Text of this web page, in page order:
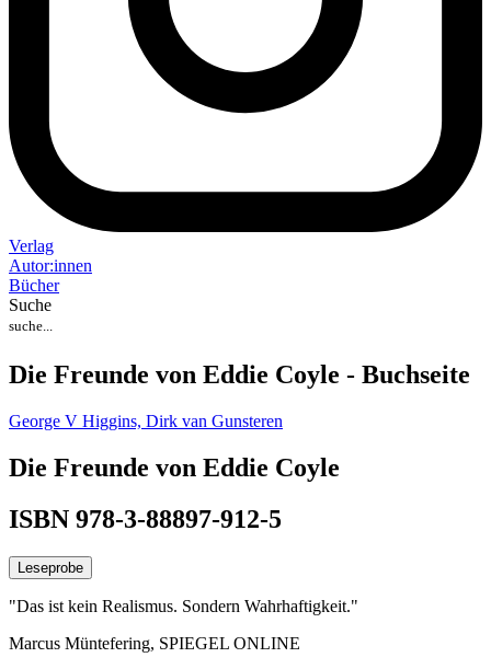
Verlag
Autor:innen
Bücher
Suche
Die Freunde von Eddie Coyle - Buchseite
George V Higgins, Dirk van Gunsteren
Die Freunde von Eddie Coyle
ISBN 978-3-88897-912-5
Leseprobe
"Das ist kein Realismus. Sondern Wahrhaftigkeit."
Marcus Müntefering, SPIEGEL ONLINE